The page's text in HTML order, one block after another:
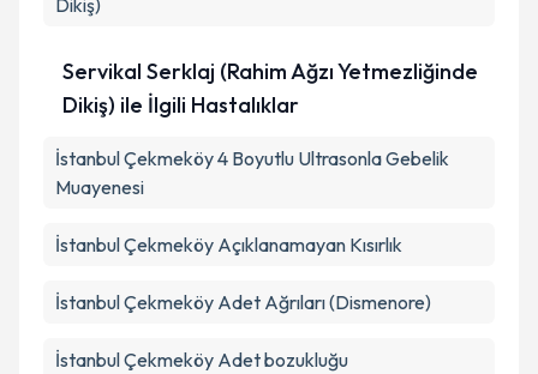
Dikiş)
Servikal Serklaj (Rahim Ağzı Yetmezliğinde
Dikiş) ile İlgili Hastalıklar
İstanbul Çekmeköy 4 Boyutlu Ultrasonla Gebelik
Muayenesi
İstanbul Çekmeköy Açıklanamayan Kısırlık
İstanbul Çekmeköy Adet Ağrıları (Dismenore)
İstanbul Çekmeköy Adet bozukluğu